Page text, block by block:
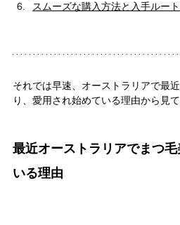
スムーズな購入方法と入手ルート
それでは早速、オーストラリアで最
り、愛用され始めている理由から見
最近オーストラリアでまつ
いる理由